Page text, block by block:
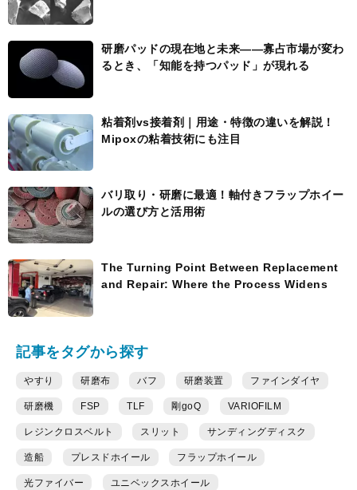
研磨パッドの現在地と未来――寡占市場が変わ
るとき、「知能を持つパッド」が現れる
粘着剤vs接着剤｜用途・特徴の違いを解説！
Mipoxの粘着技術にも注目
バリ取り・研磨に最適！軸付きフラップホイー
ルの選び方と活用術
The Turning Point Between Replacement
and Repair: Where the Process Widens
記事をタグから探す
やすり 研磨布 バフ 研磨装置 ファインダイヤ
研磨機 FSP TLF 剛goQ VARIOFILM
レジンクロスベルト スリット サンディングディスク
造船 プレスドホイール フラップホイール
光ファイバー ユニベックスホイール